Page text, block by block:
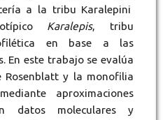
a la tribu Karalepini
Karalepis, tribu
en base a las
En este trabajo se evalúa
Rosenblatt y la monofilia
aproximaciones
datos moleculares y